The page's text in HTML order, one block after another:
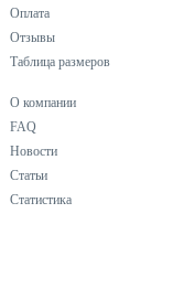
Оплата
Отзывы
Таблица размеров
О компании
FAQ
Новости
Статьи
Статистика